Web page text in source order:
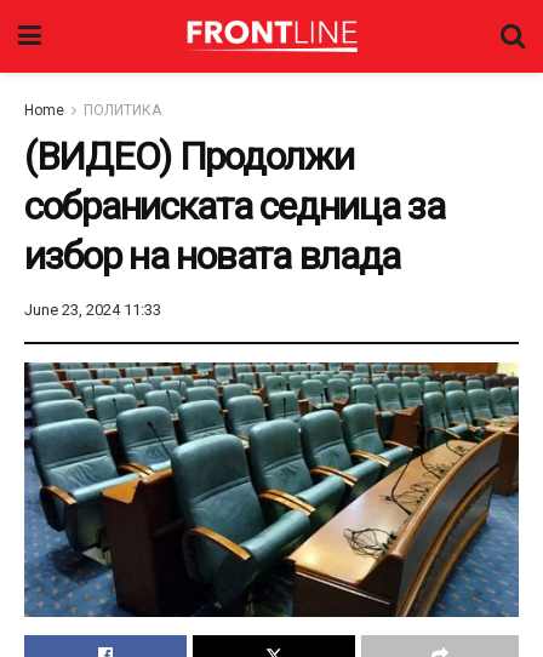
Home ПОЛИТИКА
(ВИДЕО) Продолжи
собраниската седница за
избор на новата влада
June 23, 2024 11:33